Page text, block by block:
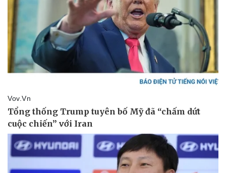
Thể thao
Lịch thi đấu bóng đá
Thế giới thể thao
eSports
Hậu trường
Ô tô - Xe máy
Ô tô
Xe máy
Tư vấn